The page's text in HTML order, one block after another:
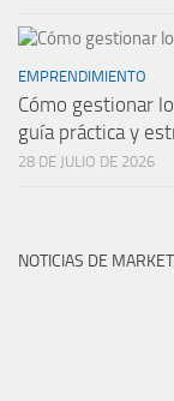
EMPRENDIMIENTO
Cómo gestionar
guía práctica y
28 DE JULIO DE 2026
NOTICIAS DE